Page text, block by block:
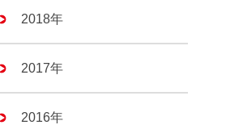
2018年
2017年
2016年